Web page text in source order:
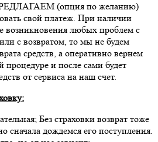
(опция по желанию)
свой платеж. При наличии
возникновения любых проблем с
с возвратом, то мы не будем
средств, а оперативно вернем
и после сами будет
от сервиса на наш счет.
Без страховки возврат тоже
сначала дождемся его поступления.